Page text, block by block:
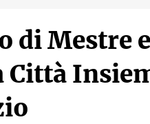
di Mestre
Città